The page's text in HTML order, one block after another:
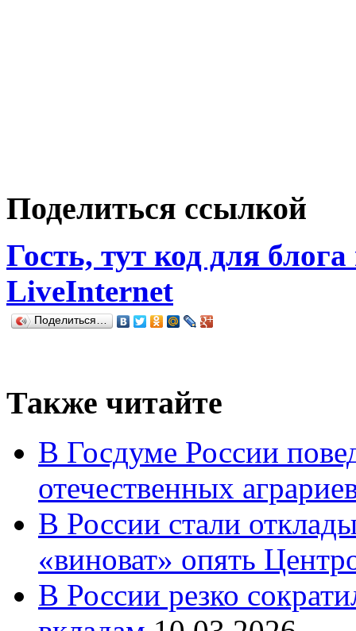
Поделиться ссылкой
Гость, тут код для
LiveInternet
Поделиться…
Также читайте
В Госдуме России
отечественных
В России стали
«виноват» опять
В России резко